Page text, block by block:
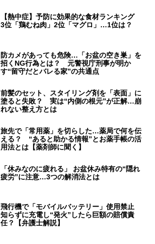
【熱中症】予防に効果的な食材ランキング
3位「鶏むね肉」2位「マグロ」…1位は？
防カメがあっても危険…「お盆の空き巣」を
招くNG行為とは？ 元警視庁刑事が明か
す“留守だとバレる家”の共通点
前髪のセット、スタイリング剤を「表面」に
塗ると失敗？ 実は“内側の根元”が正解…崩
れない整え方とは
旅先で「常用薬」を切らした…薬局で何を伝
える？ “あると助かる情報”とお薬手帳の活
用法とは【薬剤師に聞く】
「休みなのに疲れる」 お盆休み特有の“隠れ
疲労”に注意…3つの解消法とは
飛行機で「モバイルバッテリー」使用禁止
知らずに充電し“発火”したら巨額の賠償責
任？【弁護士解説】